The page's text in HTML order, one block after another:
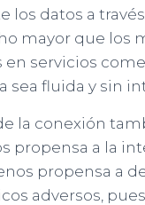
los datos a
mayor que los
en servicios
sea fluida y sin
la conexión
propensa a la
propensa a
adversos,